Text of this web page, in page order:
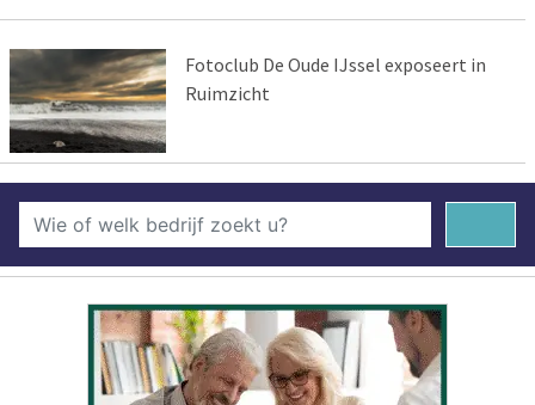
Fotoclub De Oude IJssel exposeert in
Ruimzicht